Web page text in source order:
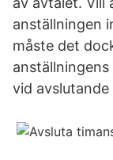
anställningen
måste det
vid